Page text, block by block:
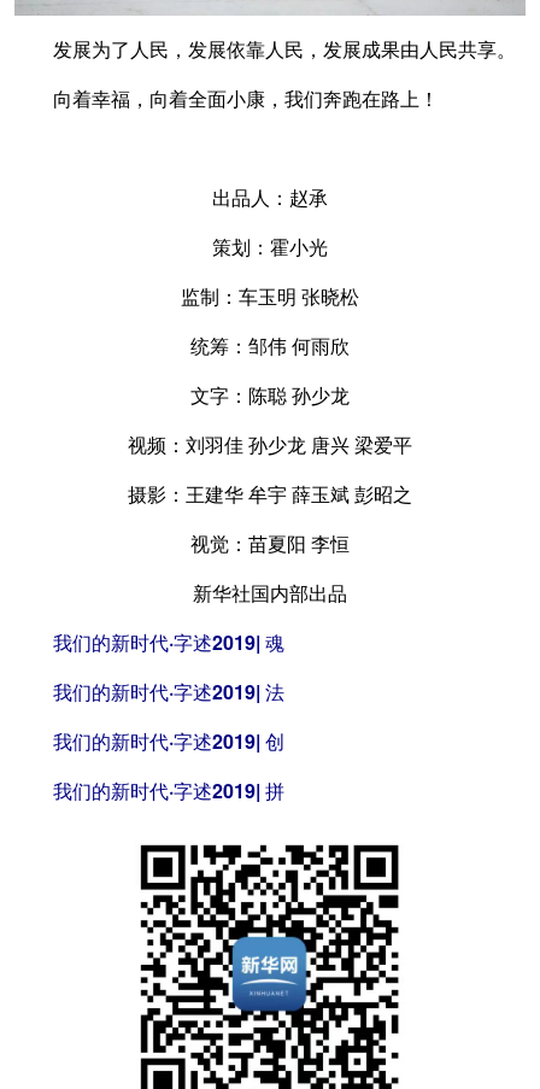
发展为了人民，发展依靠人民，发展成果由人民共享。
向着幸福，向着全面小康，我们奔跑在路上！
出品人：赵承
策划：霍小光
监制：车玉明 张晓松
统筹：邹伟 何雨欣
文字：陈聪 孙少龙
视频：刘羽佳 孙少龙 唐兴 梁爱平
摄影：王建华 牟宇 薛玉斌 彭昭之
视觉：苗夏阳 李恒
新华社国内部出品
我们的新时代·字述2019| 魂
我们的新时代·字述2019| 法
我们的新时代·字述2019| 创
我们的新时代·字述2019| 拼